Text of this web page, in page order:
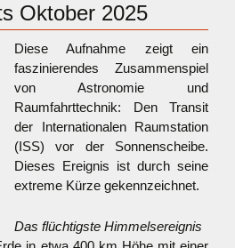
Oktober 2025
Diese Aufnahme zeigt ein
faszinierendes Zusammenspiel
von Astronomie und
Raumfahrttechnik: Den Transit
der Internationalen Raumstation
(ISS) vor der Sonnenscheibe.
Dieses Ereignis ist durch seine
extreme Kürze gekennzeichnet.
Das flüchtigste Himmelsereignis